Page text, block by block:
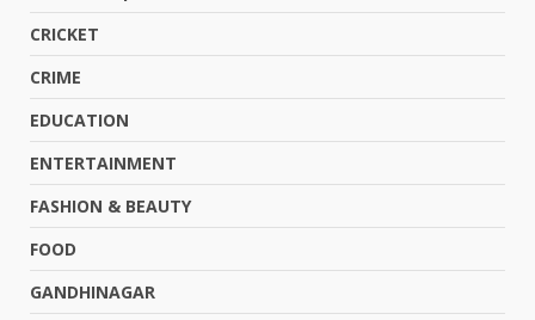
CRICKET
CRIME
EDUCATION
ENTERTAINMENT
FASHION & BEAUTY
FOOD
GANDHINAGAR